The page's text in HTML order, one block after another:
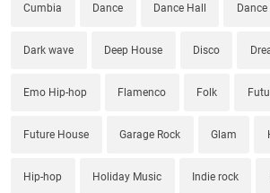
Cumbia Dance Dance Hall
Dark wave Deep House Disco
Emo Hip-hop Flamenco Folk
Future House Garage Rock Glam
Hip-hop Holiday Music Indie rock